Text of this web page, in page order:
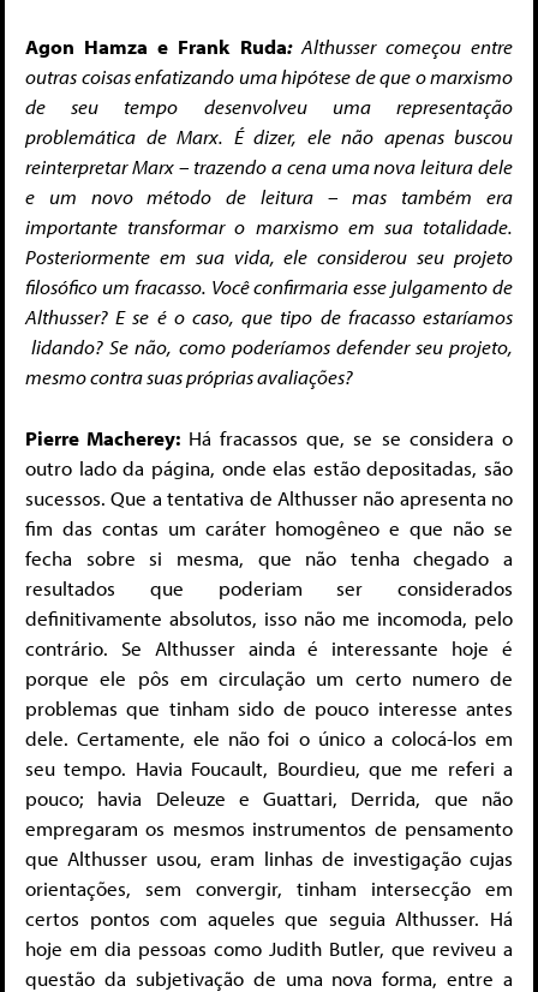
Agon Hamza e Frank Ruda: Althusser começou entre
outras coisas enfatizando uma hipótese de que o marxismo
de seu tempo desenvolveu uma representação
problemática de Marx. É dizer, ele não apenas buscou
reinterpretar Marx – trazendo a cena uma nova leitura dele
e um novo método de leitura – mas também era
importante transformar o marxismo em sua totalidade.
Posteriormente em sua vida, ele considerou seu projeto
filosófico um fracasso. Você confirmaria esse julgamento de
Althusser? E se é o caso, que tipo de fracasso estaríamos
lidando? Se não, como poderíamos defender seu projeto,
mesmo contra suas próprias avaliações?
Pierre Macherey: Há fracassos que, se se considera o
outro lado da página, onde elas estão depositadas, são
sucessos. Que a tentativa de Althusser não apresenta no
fim das contas um caráter homogêneo e que não se
fecha sobre si mesma, que não tenha chegado a
resultados que poderiam ser considerados
definitivamente absolutos, isso não me incomoda, pelo
contrário. Se Althusser ainda é interessante hoje é
porque ele pôs em circulação um certo numero de
problemas que tinham sido de pouco interesse antes
dele. Certamente, ele não foi o único a colocá-los em
seu tempo. Havia Foucault, Bourdieu, que me referi a
pouco; havia Deleuze e Guattari, Derrida, que não
empregaram os mesmos instrumentos de pensamento
que Althusser usou, eram linhas de investigação cujas
orientações, sem convergir, tinham intersecção em
certos pontos com aqueles que seguia Althusser. Há
hoje em dia pessoas como Judith Butler, que reviveu a
questão da subjetivação de uma nova forma, entre a